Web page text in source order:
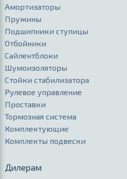
Амортизаторы
Пружины
Подшипники ступицы
Отбойники
Сайлентблоки
Шумоизоляторы
Стойки стабилизатора
Рулевое управление
Проставки
Тормозная система
Комплектующие
Комплекты подвески
Дилерам